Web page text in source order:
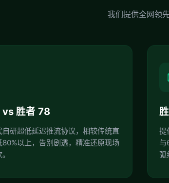
我们提供全网领
vs 胜者 78
自研超低延迟推流协议，相较传统直
80%以上，告别剧透，精准还原现场
提
与
弧